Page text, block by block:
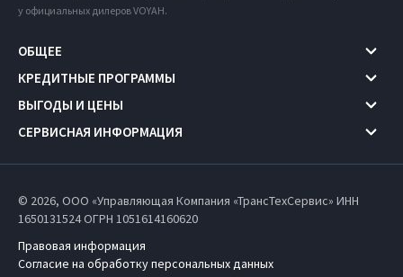
у официальных дилеров VOYAH.
ОБЩЕЕ
КРЕДИТНЫЕ ПРОГРАММЫ
ВЫГОДЫ И ЦЕНЫ
СЕРВИСНАЯ ИНФОРМАЦИЯ
© 2026, ООО «Управляющая Компания «ТрансТехСервис» ИНН
1650131524ОГРН 1051614160620
Правовая информация
Согласие на обработку персональных данных